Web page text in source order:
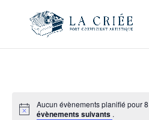
Aucun évènements planifié pour
évènements suivants .